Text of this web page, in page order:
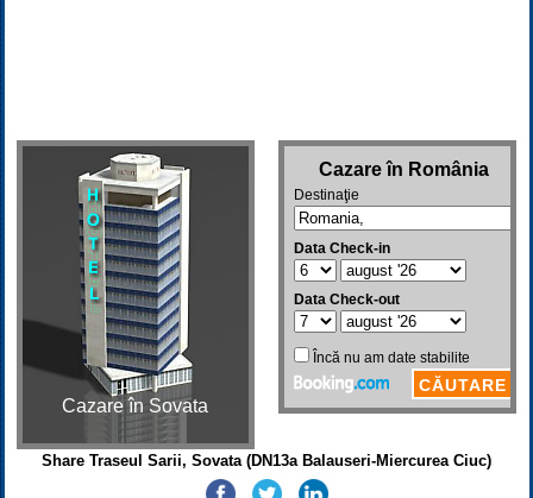
Cazare în Sovata
Share Traseul Sarii, Sovata (DN13a Balauseri-Miercurea Ciuc)